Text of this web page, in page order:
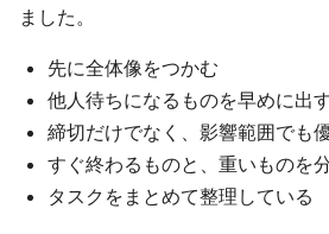
ました。
先に全体像をつかむ
他人待ちになるものを早めに出
締切だけでなく、影響範囲でも
すぐ終わるものと、重いものを
タスクをまとめて整理している